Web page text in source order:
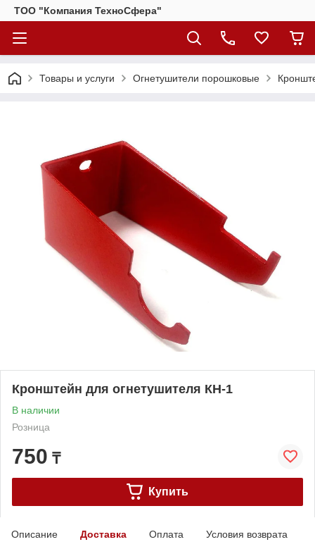
ТОО "Компания ТехноСфера"
Товары и услуги Огнетушители порошковые
Кронштейн для огнетушителя КН-1
В наличии
Розница
750 ₸
Купить
Описание Доставка Оплата Условия возврата